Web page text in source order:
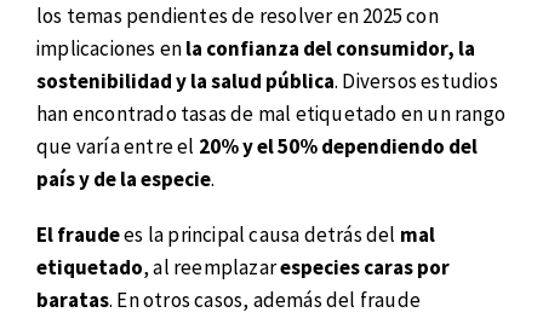
los temas pendientes de resolver en 2025 con
implicaciones enla confianza del consumidor, la
sostenibilidad y la salud pública. Diversos estudios
han encontrado tasas de mal etiquetado en un rango
que varía entre el 20% y el 50% dependiendo del
país y de la especie.
El fraudees la principal causa detrás del mal
etiquetado, al reemplazarespecies caras por
baratas. En otros casos, además del fraude